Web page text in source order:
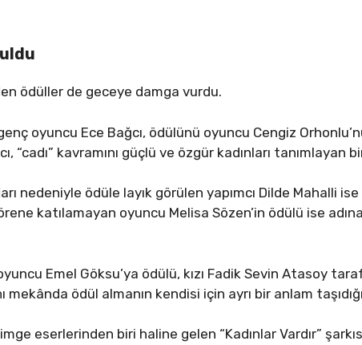
ödüller de geceye damga vurdu.
oyuncu Ece Bağcı, ödülünü oyuncu Cengiz
“cadı” kavramını güçlü ve özgür kadınları
nedeniyle ödüle layık görülen yapımcı Dilde Mahalli
katılamayan oyuncu Melisa Sözen’in ödülü ise
Emel Göksu’ya ödülü, kızı Fadik Sevin Atasoy
mekânda ödül almanın kendisi için ayrı bir anlam
eserlerinden biri haline gelen “Kadınlar Vardır”